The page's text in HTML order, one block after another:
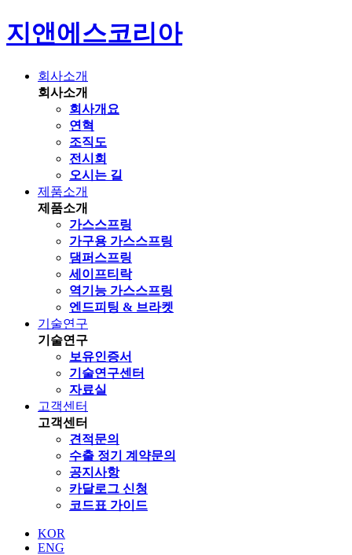
지앤에스코리아
회사소개
회사소개
회사개요
연혁
조직도
전시회
오시는 길
제품소개
제품소개
가스스프링
가구용 가스스프링
댐퍼스프링
세이프티락
역기능 가스스프링
엔드피팅 & 브라켓
기술연구
기술연구
보유인증서
기술연구센터
자료실
고객센터
고객센터
견적문의
수출 정기 계약문의
공지사항
카달로그 신청
코드표 가이드
KOR
ENG